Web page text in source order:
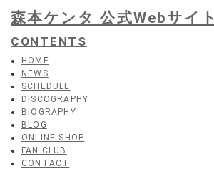
森本ケンタ 公式Webサイト
CONTENTS
HOME
NEWS
SCHEDULE
DISCOGRAPHY
BIOGRAPHY
BLOG
ONLINE SHOP
FAN CLUB
CONTACT